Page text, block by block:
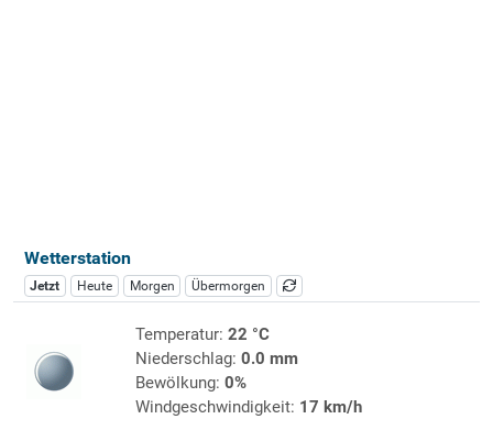
Wetterstation
Jetzt Heute Morgen Übermorgen
Temperatur: 22 °C
Niederschlag: 0.0 mm
Bewölkung: 0%
Windgeschwindigkeit: 17 km/h